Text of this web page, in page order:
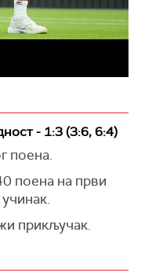
- 1:3 (3:6, 6:4)
поена.
поена на први
прикључак.